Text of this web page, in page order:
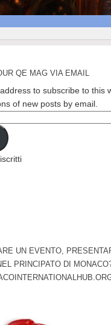
QE MAG VIA EMAIL
to subscribe to this
of new posts by email.
UN EVENTO,
PRINCIPATO DI